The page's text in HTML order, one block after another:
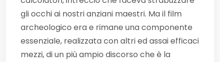
gli occhi ai nostri anziani maestri. Ma il film
archeologico era e rimane una componente
essenziale, realizzata con altri ed assai efficaci
mezzi, di un più ampio discorso che è la